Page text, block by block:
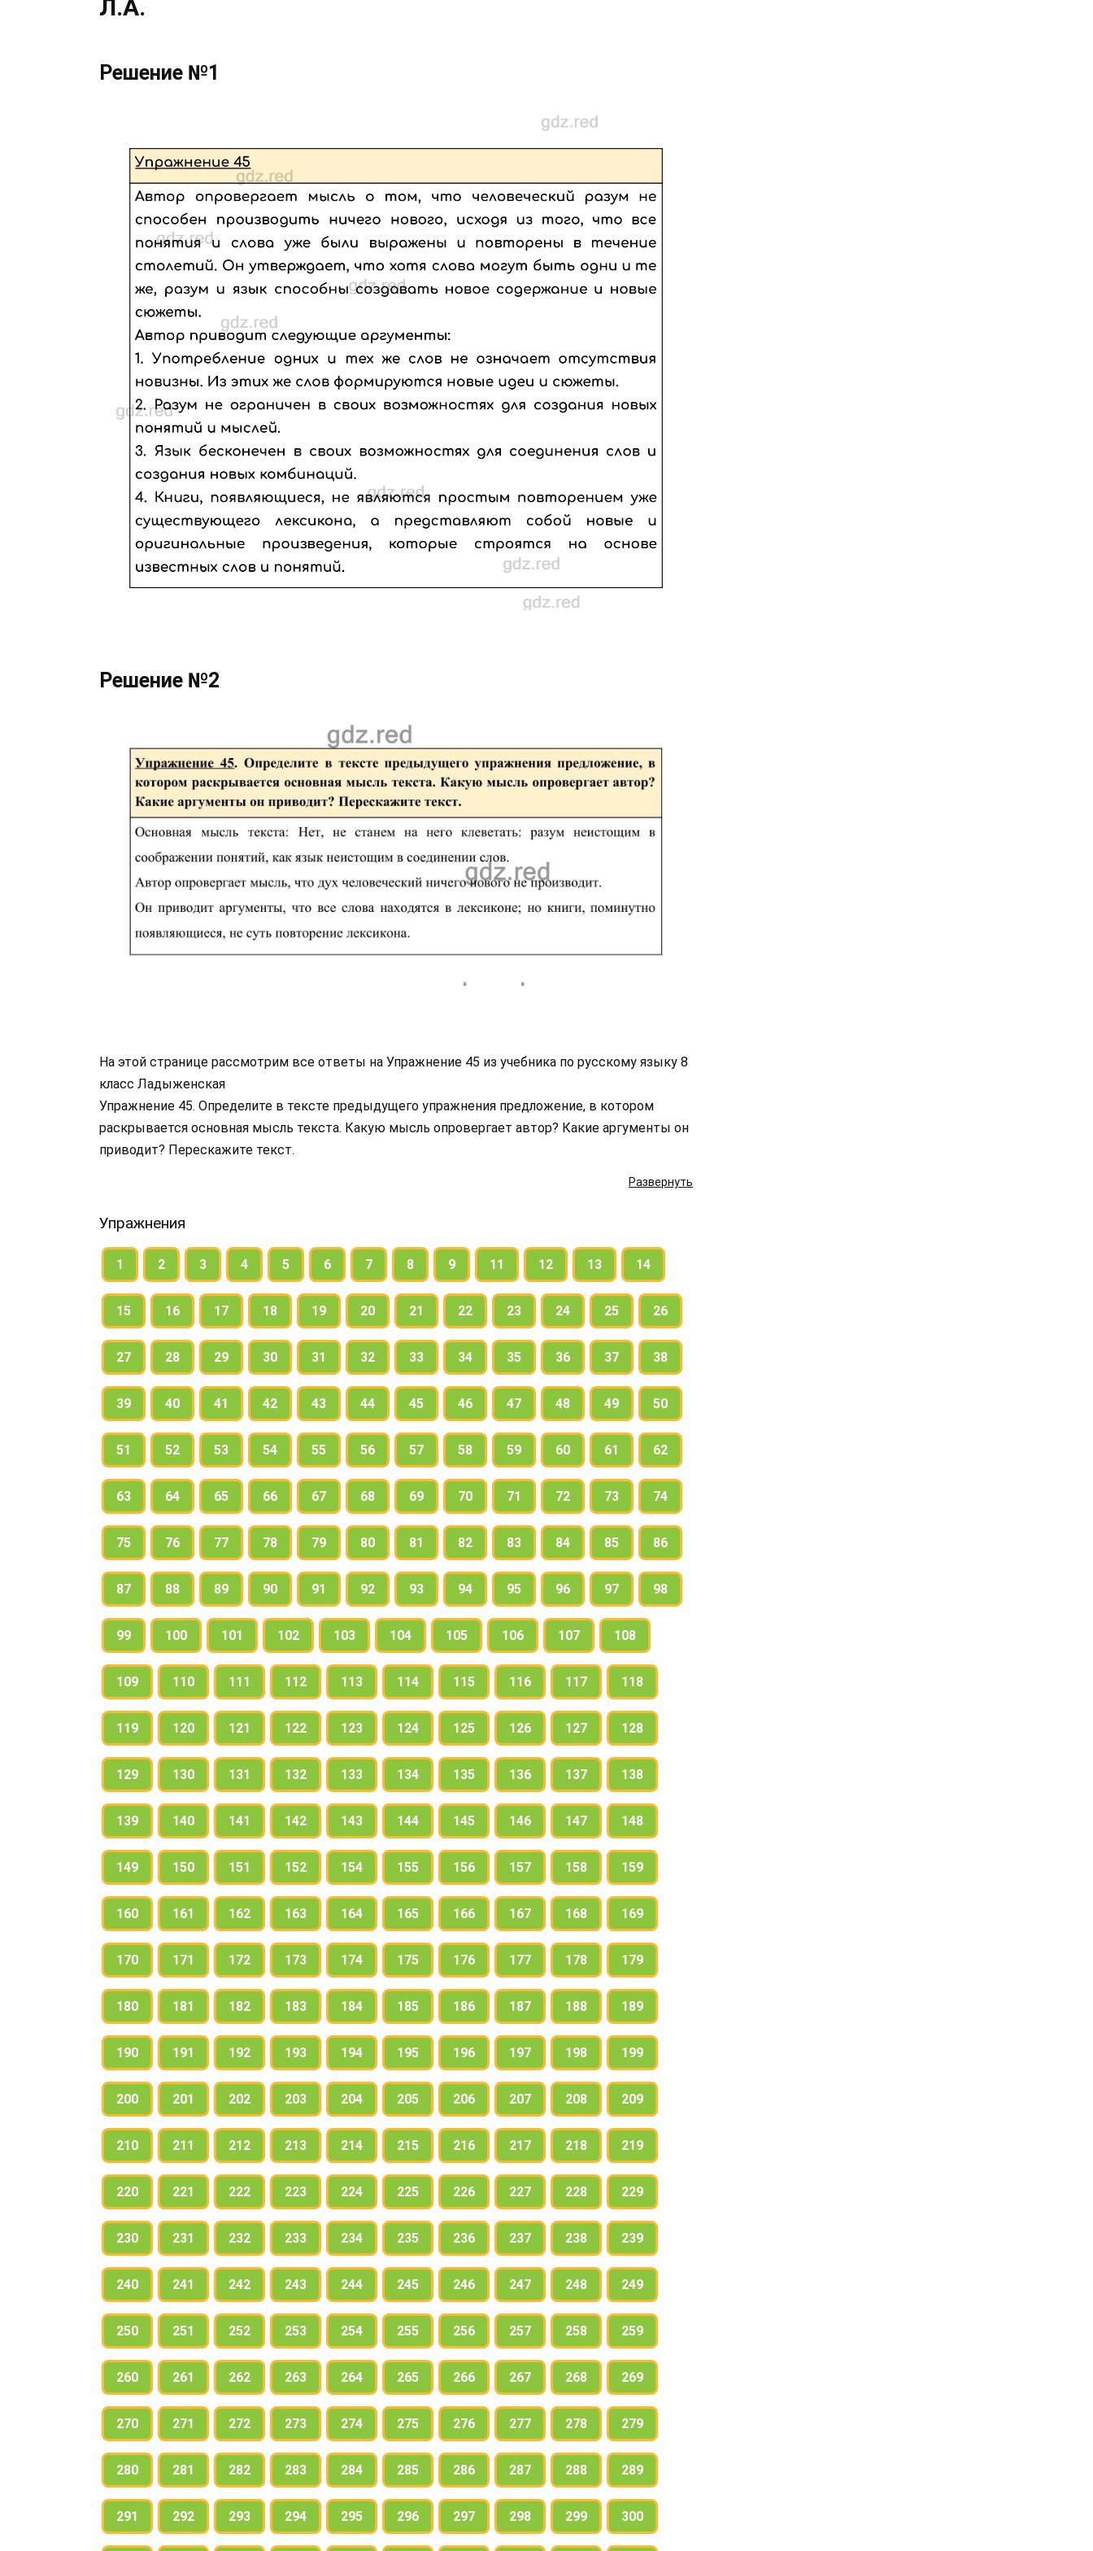
Л.А.
Решение №1
Решение №2
Развернуть
На этой странице рассмотрим все ответы на Упражнение 45 из учебника по русскому языку 8
класс Ладыженская
Упражнение 45. Определите в тексте предыдущего упражнения предложение, в котором
раскрывается основная мысль текста. Какую мысль опровергает автор? Какие аргументы он
приводит? Перескажите текст.
Упражнения
1 2 3 4 5 6 7 8 9 11 12 13 14
15 16 17 18 19 20 21 22 23 24 25 26
27 28 29 30 31 32 33 34 35 36 37 38
39 40 41 42 43 44 45 46 47 48 49 50
51 52 53 54 55 56 57 58 59 60 61 62
63 64 65 66 67 68 69 70 71 72 73 74
75 76 77 78 79 80 81 82 83 84 85 86
87 88 89 90 91 92 93 94 95 96 97 98
99 100 101 102 103 104 105 106 107 108
109 110 111 112 113 114 115 116 117 118
119 120 121 122 123 124 125 126 127 128
129 130 131 132 133 134 135 136 137 138
139 140 141 142 143 144 145 146 147 148
149 150 151 152 154 155 156 157 158 159
160 161 162 163 164 165 166 167 168 169
170 171 172 173 174 175 176 177 178 179
180 181 182 183 184 185 186 187 188 189
190 191 192 193 194 195 196 197 198 199
200 201 202 203 204 205 206 207 208 209
210 211 212 213 214 215 216 217 218 219
220 221 222 223 224 225 226 227 228 229
230 231 232 233 234 235 236 237 238 239
240 241 242 243 244 245 246 247 248 249
250 251 252 253 254 255 256 257 258 259
260 261 262 263 264 265 266 267 268 269
270 271 272 273 274 275 276 277 278 279
280 281 282 283 284 285 286 287 288 289
291 292 293 294 295 296 297 298 299 300